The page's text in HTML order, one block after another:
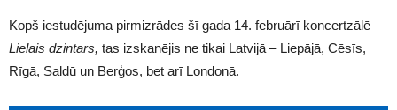
Kopš iestudējuma pirmizrādes šī gada 14. februārī koncertzālē
Lielais dzintars, tas izskanējis ne tikai Latvijā – Liepājā, Cēsīs,
Rīgā, Saldū un Berģos, bet arī Londonā.